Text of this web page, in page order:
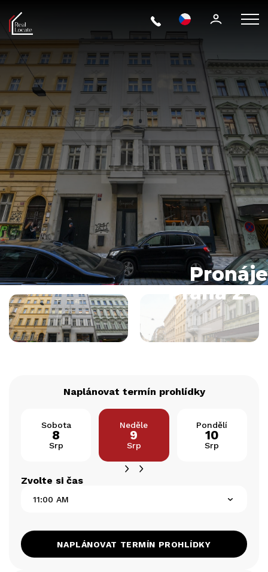
Praha 2 -
Naplánovat termín prohlídky
Sobota
8
Srp
Neděle
9
Srp
Pondělí
10
Srp
Zvolte si čas
NAPLÁNOVAT TERMÍN PROHLÍDKY